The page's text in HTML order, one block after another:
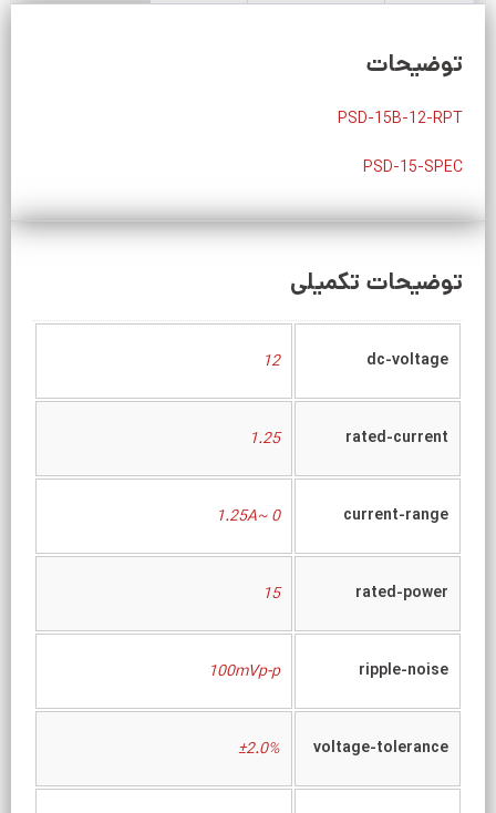
توضیحات
PSD-15B-12-RPT
PSD-15-SPEC
توضیحات تکمیلی
dc-voltage
12
rated-current
1.25
current-range
0 ~1.25A
rated-power
15
ripple-noise
100mVp-p
voltage-tolerance
±2.0%